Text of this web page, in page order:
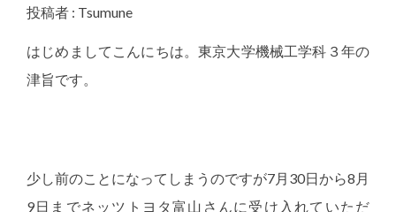
投稿者 : Tsumune
はじめましてこんにちは。東京大学機械工学科３年の
津旨です。
少し前のことになってしまうのですが7月30日から8月
9日までネッツトヨタ富山さんに受け入れていただ